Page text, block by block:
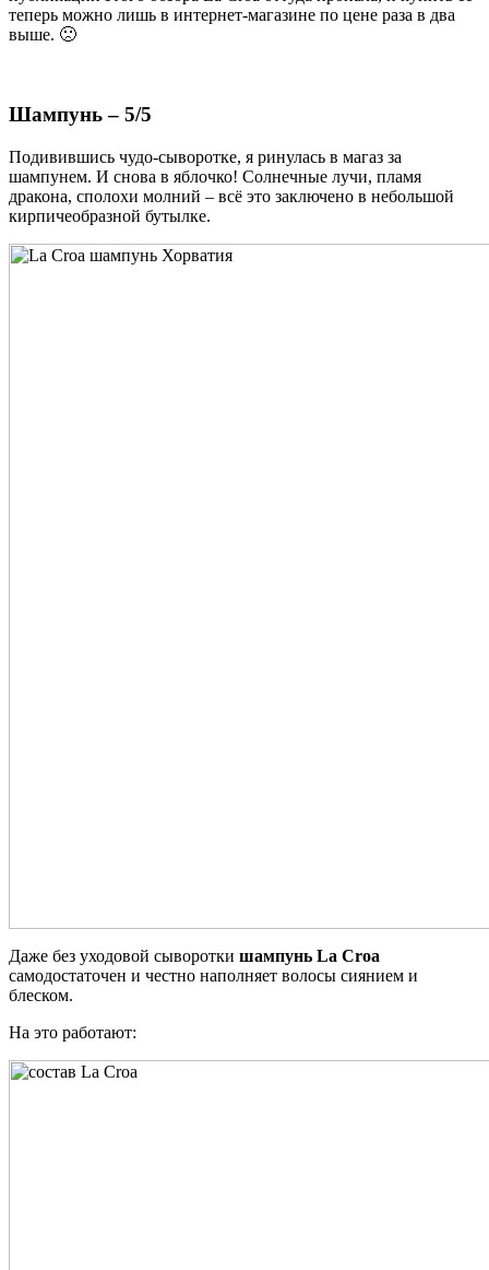
теперь можно лишь в интернет-магазине по цене раза в два
выше. 🙁
Шампунь – 5/5
Подивившись чудо-сыворотке, я ринулась в магаз за
шампунем. И снова в яблочко! Солнечные лучи, пламя
дракона, сполохи молний – всё это заключено в небольшой
кирпичеобразной бутылке.
Даже без уходовой сыворотки шампунь La Croa
самодостаточен и честно наполняет волосы сиянием и
блеском.
На это работают: